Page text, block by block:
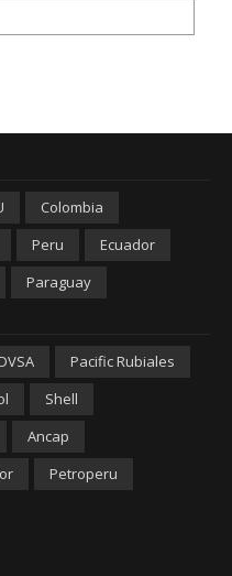
Colombia
Peru
Ecuador
Paraguay
Pacific Rubiales
Shell
Ancap
Petroperu